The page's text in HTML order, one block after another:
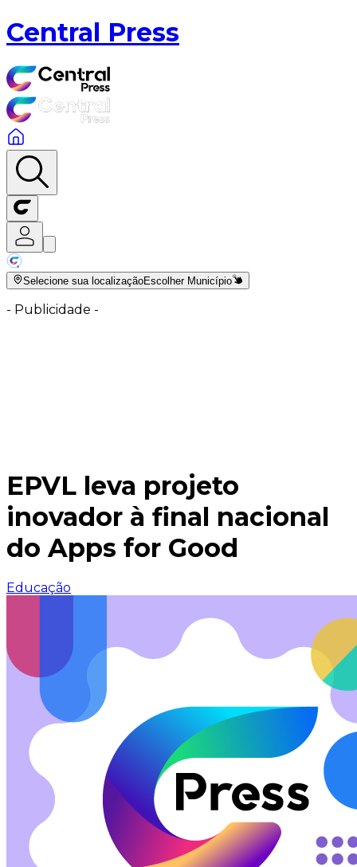
Central Press
Selecione sua localizaçãoEscolher Município
- Publicidade -
EPVL leva projeto
inovador à final nacional
do Apps for Good
Educação